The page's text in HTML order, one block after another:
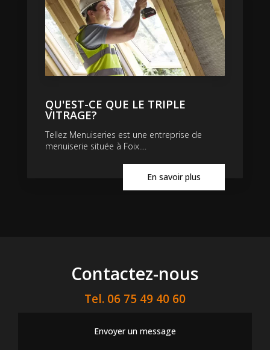
QU'EST-CE QUE LE TRIPLE
VITRAGE?
Tellez Menuiseries est une entreprise de
menuiserie située à Foix....
En savoir plus
Contactez-nous
Tel. 06 75 49 40 60
Envoyer un message